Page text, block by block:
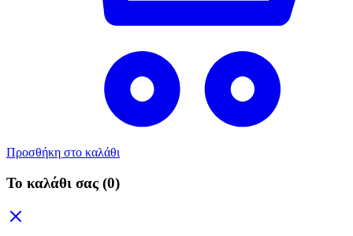
Προσθήκη στο καλάθι
Το καλάθι σας (0)